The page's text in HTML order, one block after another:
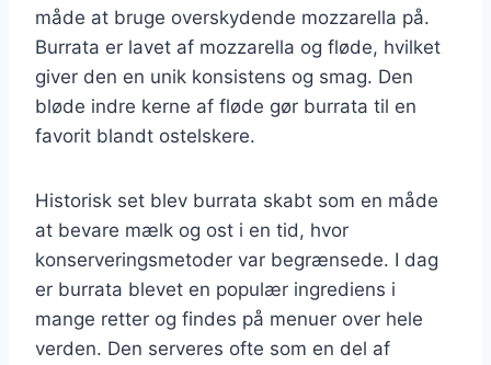
måde at bruge overskydende mozzarella på.
Burrata er lavet af mozzarella og fløde, hvilket
giver den en unik konsistens og smag. Den
bløde indre kerne af fløde gør burrata til en
favorit blandt ostelskere.
Historisk set blev burrata skabt som en måde
at bevare mælk og ost i en tid, hvor
konserveringsmetoder var begrænsede. I dag
er burrata blevet en populær ingrediens i
mange retter og findes på menuer over hele
verden. Den serveres ofte som en del af